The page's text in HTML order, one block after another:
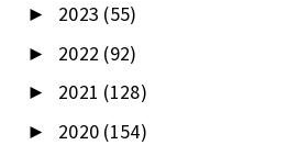
► 2023 (55)
► 2022 (92)
► 2021 (128)
► 2020 (154)